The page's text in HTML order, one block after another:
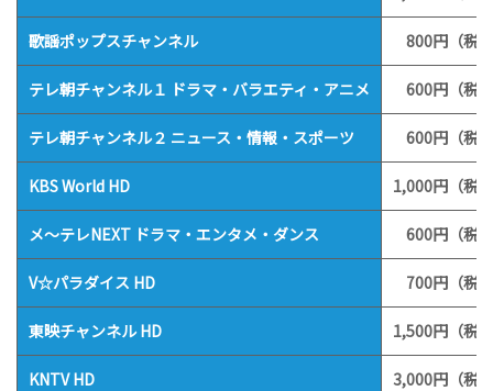
歌謡ポップスチャンネル 800円（税
テレ朝チャンネル１ ドラマ・バラエティ・アニメ 600円（税
テレ朝チャンネル２ ニュース・情報・スポーツ 600円（税
KBS World HD 1,000円（税
メ～テレNEXT ドラマ・エンタメ・ダンス 600円（税
V☆パラダイス HD 700円（税
東映チャンネル HD 1,500円（税
KNTV HD 3,000円（税